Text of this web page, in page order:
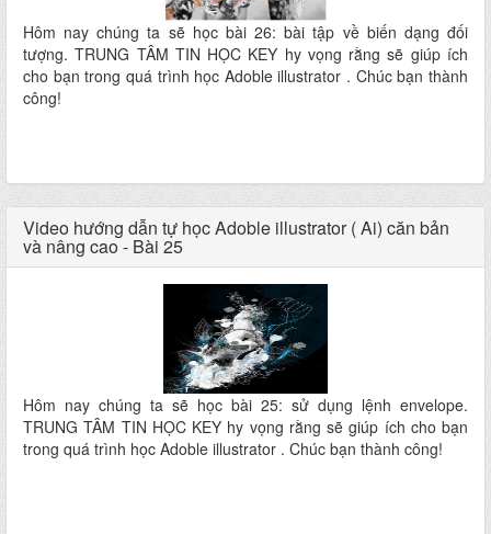
Hôm nay chúng ta sẽ học bài 26: bài tập về biến dạng đối
tượng. TRUNG TÂM TIN HỌC KEY hy vọng rằng sẽ giúp ích
cho bạn trong quá trình học Adoble illustrator . Chúc bạn thành
công!
Video hướng dẫn tự học Adoble illustrator ( Ai) căn bản
và nâng cao - Bài 25
Hôm nay chúng ta sẽ học bài 25: sử dụng lệnh envelope.
TRUNG TÂM TIN HỌC KEY hy vọng rằng sẽ giúp ích cho bạn
trong quá trình học Adoble illustrator . Chúc bạn thành công!